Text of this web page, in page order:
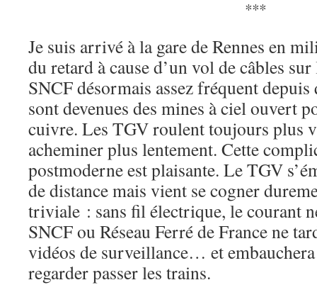
***
Je suis arrivé à la gare de Rennes en
du retard à cause d’un vol de câbles
SNCF désormais assez fréquent
sont devenues des mines à ciel ouvert
cuivre. Les TGV roulent toujours plus
acheminer plus lentement. Cette
postmoderne est plaisante. Le TGV
de distance mais vient se cogner
triviale : sans fil électrique, le courant
SNCF ou Réseau Ferré de France ne
vidéos de surveillance… et
regarder passer les trains.